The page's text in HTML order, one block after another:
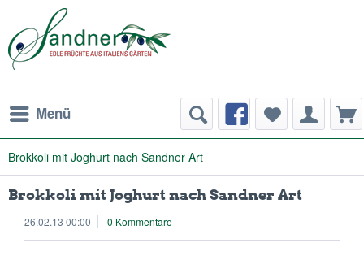
Menü
Brokkoli mit Joghurt nach Sandner Art
Brokkoli mit Joghurt nach Sandner Art
26.02.13 00:00 0 Kommentare